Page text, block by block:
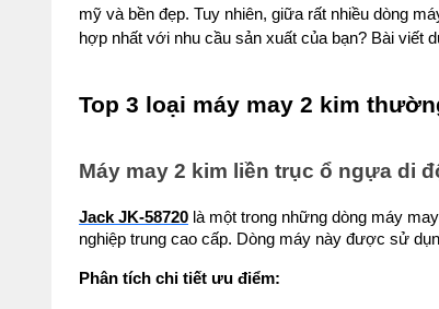
mỹ và bền đẹp. Tuy nhiên, giữa rất nhiều dòng
hợp nhất với nhu cầu sản xuất của bạn? Bài viết
Top 3 loại máy may 2 kim
Máy may 2 kim liền trục ổ ngựa di
Jack JK-58720 là một trong những dòng máy
nghiệp trung cao cấp. Dòng máy này được sử
Phân tích chi tiết ưu điểm: